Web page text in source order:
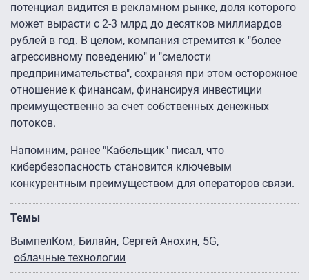
потенциал видится в рекламном рынке, доля которого
может вырасти с 2-3 млрд до десятков миллиардов
рублей в год. В целом, компания стремится к "более
агрессивному поведению" и "смелости
предпринимательства", сохраняя при этом осторожное
отношение к финансам, финансируя инвестиции
преимущественно за счет собственных денежных
потоков.
Напомним, ранее "Кабельщик" писал, что
кибербезопасность становится ключевым
конкурентным преимуществом для операторов связи.
Темы
ВымпелКом Билайн Сергей Анохин 5G
облачные технологии